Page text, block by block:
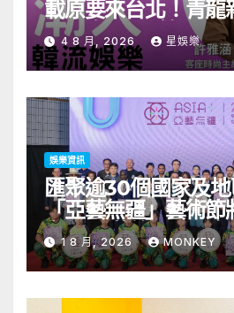
載原要來台北！青龍
見面會8/9開搶
4 8 月, 2026 星娛樂
娛樂資訊
匯聚逾30個國家及地區 第
「亞藝無疆」藝術節
舉行 開幕節目《三
演出陣容包括王雙駿
同來自蒙古的Uuhai
KARDI和泰國的
1 8 月, 2026 MONKEY